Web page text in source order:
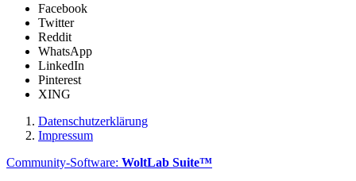
Facebook
Twitter
Reddit
WhatsApp
LinkedIn
Pinterest
XING
Datenschutzerklärung
Impressum
Community-Software: WoltLab Suite™